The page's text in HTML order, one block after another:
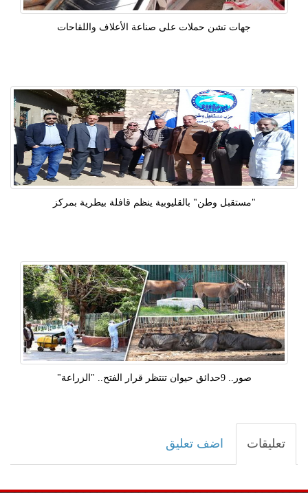
جهات تشن حملات على صناعة الأعلاف واللقاحات
"مستقبل وطن" بالقليوبية ينظم قافلة بيطرية بمركز
صور.. 9حدائق حيوان تنتظر قرار الفتح.. "الزراعة"
تعليقات اضف تعليق